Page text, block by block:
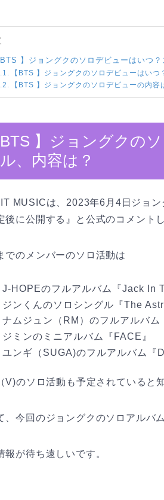
BTS 】ジョングクのソロデビューはいつ
【BTS 】ジョングクのソロデビューはいつ
【BTS 】ジョングクのソロデビューの内容
BTS 】ジョングクの
、内容は？
MUSICは、2023年6月4日ジョ
後に公開する』と公式のコメント
でのメンバーのソロ活動は
J-HOPEのフルアルバム『Jack In
ジンくんのソロシングル『The
ナムジュン（RM）のフルアルバ
ジミンのミニアルバム『FACE』
ユンギ（SUGA)のフルアルバム『
V)のソロ活動も予定されていると
、今回のジョングクのソロアルバ
報が待ち遠しいです。